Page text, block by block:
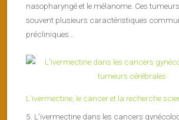
nasopharyngé et le mélanome. Ces
souvent plusieurs caractéristiques
précliniques...
L’ivermectine, le cancer et la recherche
5. L’ivermectine dans les cancers